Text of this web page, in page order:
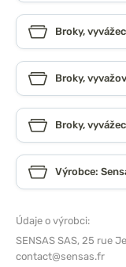
Broky,
Broky,
Broky,
Výrobce:
Údaje o výrobci:
SENSAS SAS, 25 rue
contact@sensas.fr